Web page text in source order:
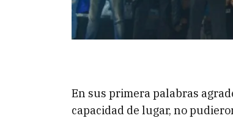
En sus primera palabras
capacidad de lugar, no